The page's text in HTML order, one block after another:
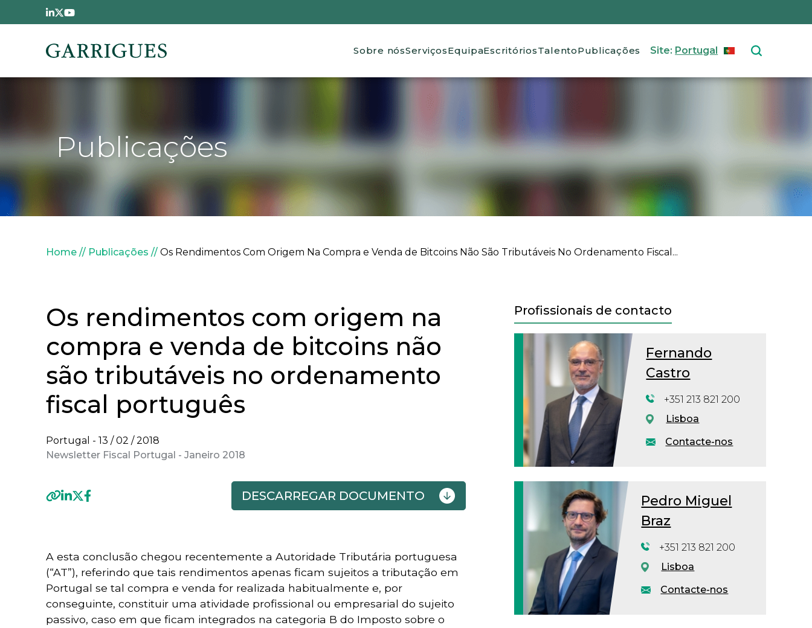
Passar para o conteúdo principal
Main navigation
Sobre nósServiçosEquipaEscritóriosTalentoPublicações Site: PortugalSelect your
Publicações
Navegação estrutural
Home Publicações Os Rendimentos Com Origem Na Compra e Venda de Bitcoins Não São Tributáveis No Ordenamento Fiscal...
Os rendimentos com origem na
compra e venda de bitcoins não
são tributáveis no ordenamento
fiscal português
Portugal - 13 / 02 / 2018
Newsletter Fiscal Portugal - Janeiro 2018
DESCARREGAR DOCUMENTO
A esta conclusão chegou recentemente a Autoridade Tributária portuguesa
(“AT”), referindo que tais rendimentos apenas ficam sujeitos a tributação em
Portugal se tal compra e venda for realizada habitualmente e, por
conseguinte, constituir uma atividade profissional ou empresarial do sujeito
passivo, caso em que ficam integrados na categoria B do Imposto sobre o
Profissionais de contacto
Fernando
Castro
Contacte-nos
+351 213 821 200
Lisboa
Pedro Miguel
Braz
Contacte-nos
+351 213 821 200
Lisboa